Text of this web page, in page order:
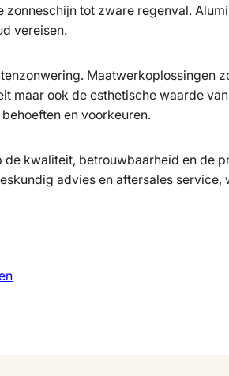
tot zware regenval.
vereisen.
maar ook de esthetische waarde
en voorkeuren.
kwaliteit, betrouwbaarheid en
advies en aftersales